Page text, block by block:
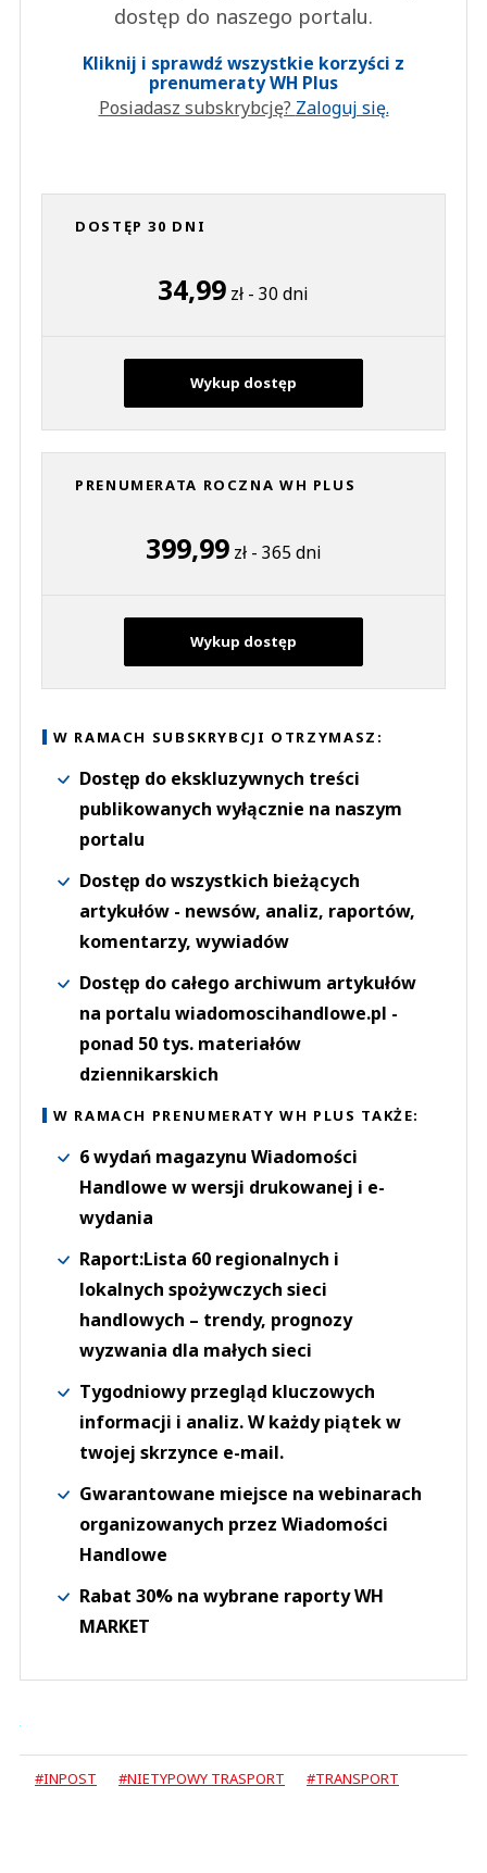
dostęp do naszego portalu.
Kliknij i sprawdź wszystkie korzyści z
prenumeraty WH Plus
Posiadasz subskrybcję? Zaloguj się.
DOSTĘP 30 DNI
34,99 zł - 30 dni
Wykup dostęp
PRENUMERATA ROCZNA WH PLUS
399,99zł - 365 dni
Wykup dostęp
W RAMACH SUBSKRYBCJI OTRZYMASZ:
Dostęp do ekskluzywnych treści
publikowanych wyłącznie na naszym
portalu
Dostęp do wszystkich bieżących
artykułów - newsów, analiz, raportów,
komentarzy, wywiadów
Dostęp do całego archiwum artykułów
na portalu wiadomoscihandlowe.pl -
ponad 50 tys. materiałów
dziennikarskich
W RAMACH PRENUMERATY WH PLUS TAKŻE:
6 wydań magazynu Wiadomości
Handlowe w wersji drukowanej i e-
wydania
Raport:Lista 60 regionalnych i
lokalnych spożywczych sieci
handlowych – trendy, prognozy
wyzwania dla małych sieci
Tygodniowy przegląd kluczowych
informacji i analiz. W każdy piątek w
twojej skrzynce e-mail.
Gwarantowane miejsce na webinarach
organizowanych przez Wiadomości
Handlowe
Rabat 30% na wybrane raporty WH
MARKET
#INPOST #NIETYPOWY TRASPORT #TRANSPORT